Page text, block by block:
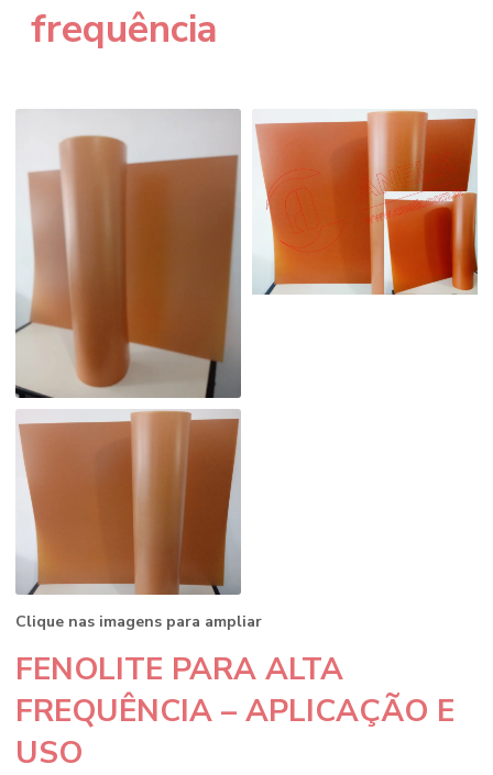
frequência
Clique nas imagens para ampliar
FENOLITE PARA ALTA
FREQUÊNCIA – APLICAÇÃO E
USO